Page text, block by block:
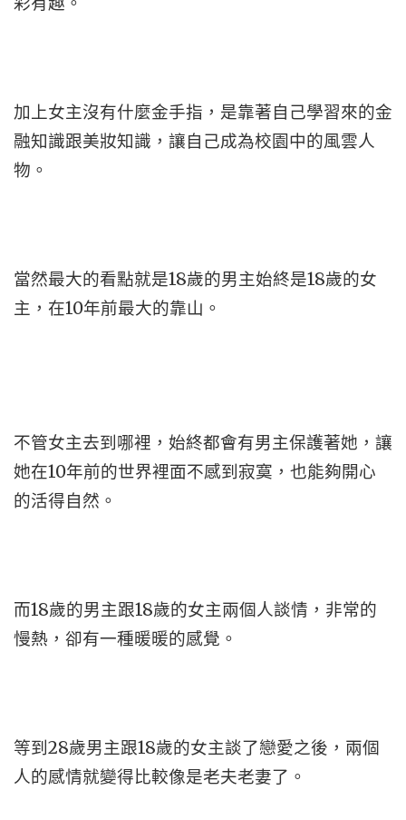
加上女主沒有什麼金手指，是靠著自己學習來的金
融知識跟美妝知識，讓自己成為校園中的風雲人
物。
當然最大的看點就是18歲的男主始終是18歲的女
主，在10年前最大的靠山。
不管女主去到哪裡，始終都會有男主保護著她，讓
她在10年前的世界裡面不感到寂寞，也能夠開心
的活得自然。
而18歲的男主跟18歲的女主兩個人談情，非常的
慢熱，卻有一種暖暖的感覺。
等到28歲男主跟18歲的女主談了戀愛之後，兩個
人的感情就變得比較像是老夫老妻了。